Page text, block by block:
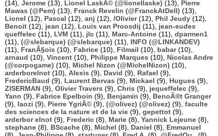
(14), Jerome (13), Lionel LaskÃ© (@lionellaske) (13), Pierre
Mawas (@Pem) (13), Franck Revelin (@FranckAtDell) (13),
Lionel (12), Pascal (12), anj (12), /Olivier(12), Phil Jeudy (12),
Benoit (12), jean (12), Louis van Proosdij (11), jean-eudes
queffelec (11), LVM (11), jlc (11), Marc-Antoine (11), dparmen1
(11), (@slebarque) (@slebarque) (11), INFO (@LINKANDEV)
(11), FranÃ§ois (10), Fabrice (10), Filmail (10), babar(10),
arnaud (10), Vincent (10), Philippe Marques (10), Nicolas Andre
(@corpogame) (10), Michel Nizon (@MichelNizon) (10),
arderborelnot (10), Alexis (9), David (9), Rafael (9),
FredericBaud (9), Laurent Bervas (9), Mickael (9), Hugues (9),
ZISERMAN (9), Olivier Travers (9), Chris (9), jequeffelec (9),
Yann (9), Fabrice Epelboin (9), Benjamin (9), BenoÃ®t Granger
(9), laozi (9), Pierre YgriÃ© (9), (@olivez) (@olivez) (9), faculte
des sciences de la nature et de la vie (9), gepettot (9),
arderbor elnot (9), Frederic (8), Marie (8), Yannick Lejeune (8),
stephane (8), BScache (8), Michel (8), Daniel (8), Emmanuel